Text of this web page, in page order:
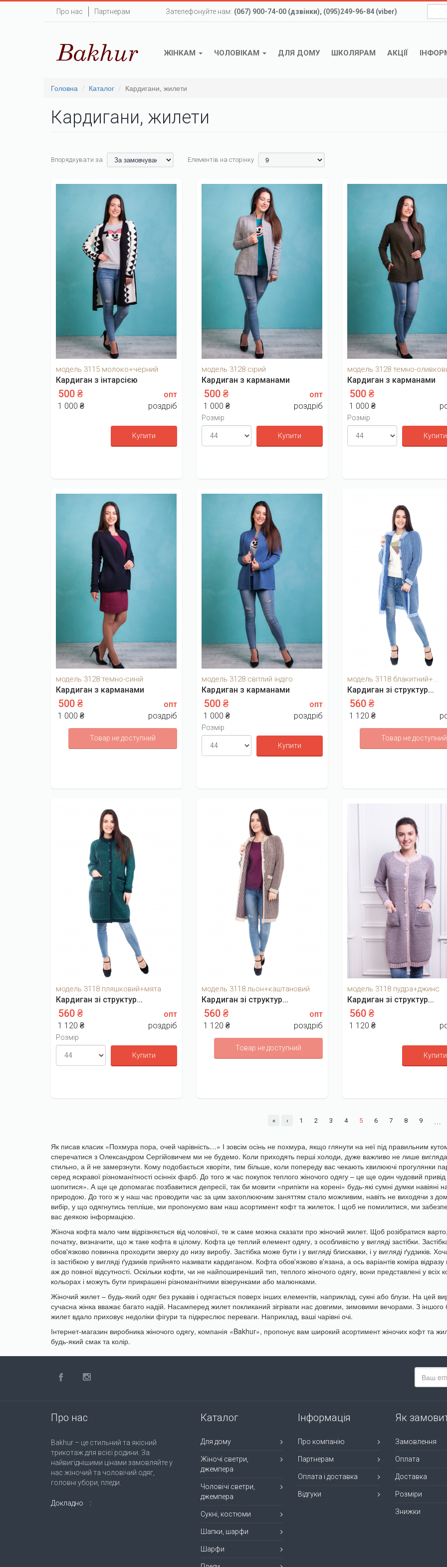
Про нас Партнерам Зателефонуйте нам: (067) 900-74-00 (дзвінки), (095)249-96-84 (viber)
ЖІНКАМ ЧОЛОВІКАМ ДЛЯ ДОМУ ШКОЛЯРАМ АКЦІЇ
Головна Каталог Кардигани, жилети
Кардигани, жилети
Впорядкувати за Елементів на сторінку
модель 3115 молоко+черний
Кардиган з інтарсією
500 ₴
опт
1 000 ₴
роздріб
Купити
модель 3128 сірий
Кардиган з карманами
500 ₴
опт
1 000 ₴
роздріб
Розмір
Купити
модель 3128 темно-
Кардиган з карманами
500 ₴
1 000 ₴
Розмір
Купити
модель 3128 темно-синій
Кардиган з карманами
500 ₴
опт
1 000 ₴
роздріб
Товар не доступний
модель 3128 світлий індіго
Кардиган з карманами
500 ₴
опт
1 000 ₴
роздріб
Розмір
Купити
модель 3118 блакитний+...
Кардиган зі структур...
560 ₴
1 120 ₴
Товар не доступний
модель 3118 пляшковий+мята
Кардиган зі структур...
560 ₴
опт
1 120 ₴
роздріб
Розмір
Купити
модель 3118 льон+каштановий
Кардиган зі структур...
560 ₴
опт
1 120 ₴
роздріб
Товар не доступний
модель 3118 пудра+джинс
Кардиган зі структур...
560 ₴
1 120 ₴
Купити
« ‹ 1 2 3 4 5 6 7 8 9 …
Як писав класик «Похмура пора, очей чарівність…» І зовсім осінь не похмура, якщо глянути на неї під правильним
сперечатися з Олександром Сергійовичем ми не будемо. Коли приходять перші холоди, дуже важливо не лише
стильно, а й не замерзнути. Кому подобається хворіти, тим більше, коли попереду вас чекають хвилюючі прогулянки
серед яскравої різноманітності осінніх фарб. До того ж час покупок теплого жіночого одягу – це ще один чудовий
шопитися». А ще це допомагає позбавитися депресії, так би мовити «припікти на корені» будь-які сумні думки навіяні
природою. До того ж у наш час проводити час за цим захоплюючим заняттям стало можливим, навіть не виходячи з
вибір, у що одягнутись тепліше, ми пропонуємо вам наш асортимент кофт та жилеток. І щоб не помилитися, ми
вас деякою інформацією.
Жіноча кофта мало чим відрізняється від чоловічої, те ж саме можна сказати про жіночий жилет. Щоб розібратися
початку, визначити, що ж таке кофта в цілому. Кофта це теплий елемент одягу, з особливістю у вигляді застібки.
обов'язково повинна проходити зверху до низу виробу. Застібка може бути і у вигляді блискавки, і у вигляді ґудзиків.
із застібкою у вигляді ґудзиків прийнято називати кардиганом. Кофта обов'язково в'язана, а ось варіантів коміра відразу
аж до повної відсутності. Оскільки кофти, чи не найпоширеніший тип, теплого жіночого одягу, вони представлені у всіх
кольорах і можуть бути прикрашені різноманітними візерунками або малюнками.
Жіночий жилет – будь-який одяг без рукавів і одягається поверх інших елементів, наприклад, сукні або блузи. На цей
сучасна жінка вважає багато надій. Насамперед жилет покликаний зігрівати нас довгими, зимовими вечорами. З іншого
жилет вдало приховує недоліки фігури та підкреслює переваги. Наприклад, ваші чарівні очі.
Інтернет-магазин виробника жіночого одягу, компанія «Bakhur», пропонує вам широкий асортимент жіночих кофт та
будь-який смак та колір.
Про нас
Bakhur – це стильний та якісний
трикотаж для всієї родини. За
найвигіднішими цінами замовляйте у
нас жіночий та чоловічий одяг,
головні убори, пледи.
Докладно
Каталог
Для дому
Жіночі светри,
джемпера
Чоловічі светри,
джемпера
Сукні, костюми
Шапки, шарфи
Шарфи
Інформація
Про компанію
Партнерам
Оплата і доставка
Відгуки
Як
Замовлення
Оплата
Доставка
Розміри
Знижки